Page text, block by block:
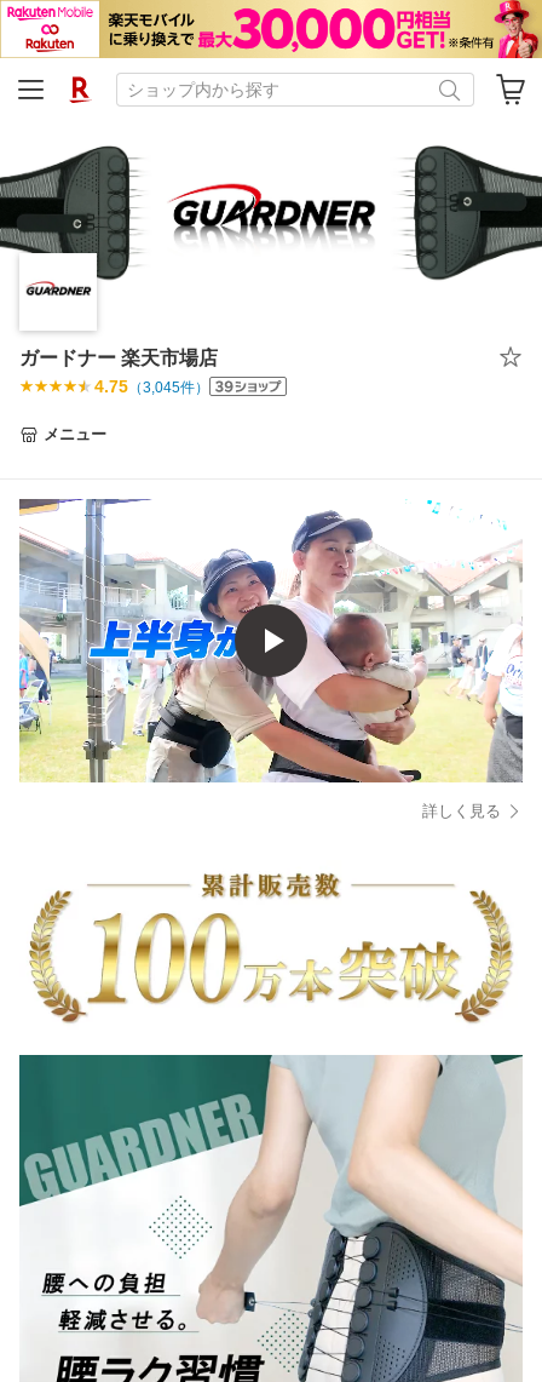
ガードナー 楽天市場店
4.75 （3,045件）
メニュー
詳しく見る